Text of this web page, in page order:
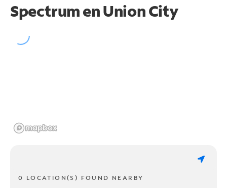
Spectrum enUnion City
0 LOCATION(S) FOUND NEARBY